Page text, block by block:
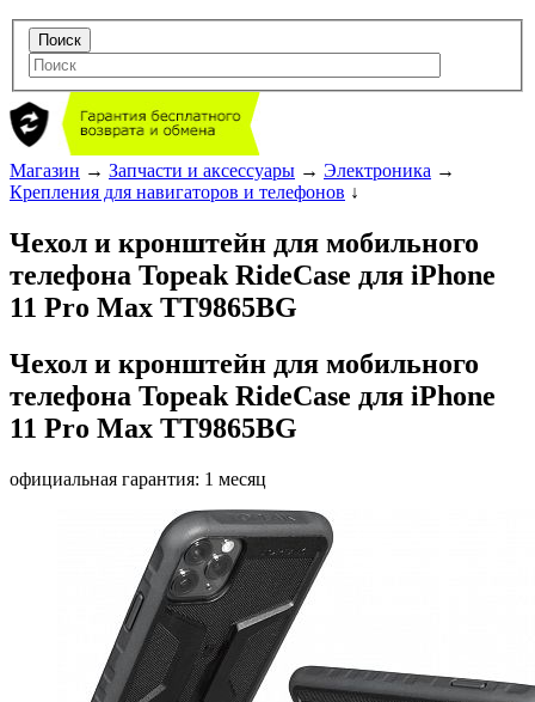
Магазин → Запчасти и аксессуары → Электроника →
Крепления для навигаторов и телефонов ↓
Чехол и кронштейн для мобильного
телефона Topeak RideCase для iPhone
11 Pro Max TT9865BG
Чехол и кронштейн для мобильного
телефона Topeak RideCase для iPhone
11 Pro Max TT9865BG
официальная гарантия: 1 месяц